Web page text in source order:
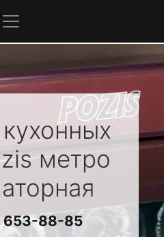
метро
653-88-85